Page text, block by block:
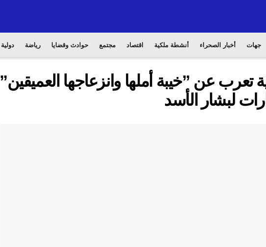
جهات أخبار الصحراء أنشطة ملكية اقتصاد مجتمع حوادث وقضايا رياضة دولية
تعرب عن ”خيبة أملها وانزعاجها العميقين”
لبشار الأسد